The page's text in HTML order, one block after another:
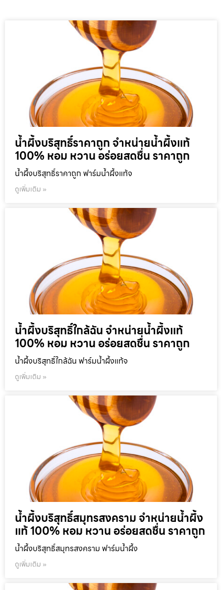
น้ำผึ้งบริสุทธิ์ราคาถูก จำหน่ายน้ำผึ้งแท้
100% หอม หวาน อร่อยสดชื่น ราคาถูก
น้ำผึ้งบริสุทธิ์ราคาถูก ฟาร์มน้ำผึ้งแท้จ
ดูเพิ่มเติม »
น้ำผึ้งบริสุทธิ์ใกล้ฉัน จำหน่ายน้ำผึ้งแท้
100% หอม หวาน อร่อยสดชื่น ราคาถูก
น้ำผึ้งบริสุทธิ์ใกล้ฉัน ฟาร์มน้ำผึ้งแท้จ
ดูเพิ่มเติม »
น้ำผึ้งบริสุทธิ์สมุทรสงคราม จำหน่ายน้ำผึ้ง
แท้ 100% หอม หวาน อร่อยสดชื่น ราคาถูก
น้ำผึ้งบริสุทธิ์สมุทรสงคราม ฟาร์มน้ำผึ้ง
ดูเพิ่มเติม »